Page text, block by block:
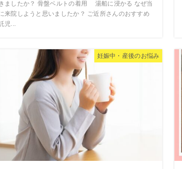
ましたか？ 骨盤ベルトの着用 湯船に浸かる なぜ当
来院しようと思いましたか？ ご近所さんのおすすめ
児...
妊娠中・産後のお悩み